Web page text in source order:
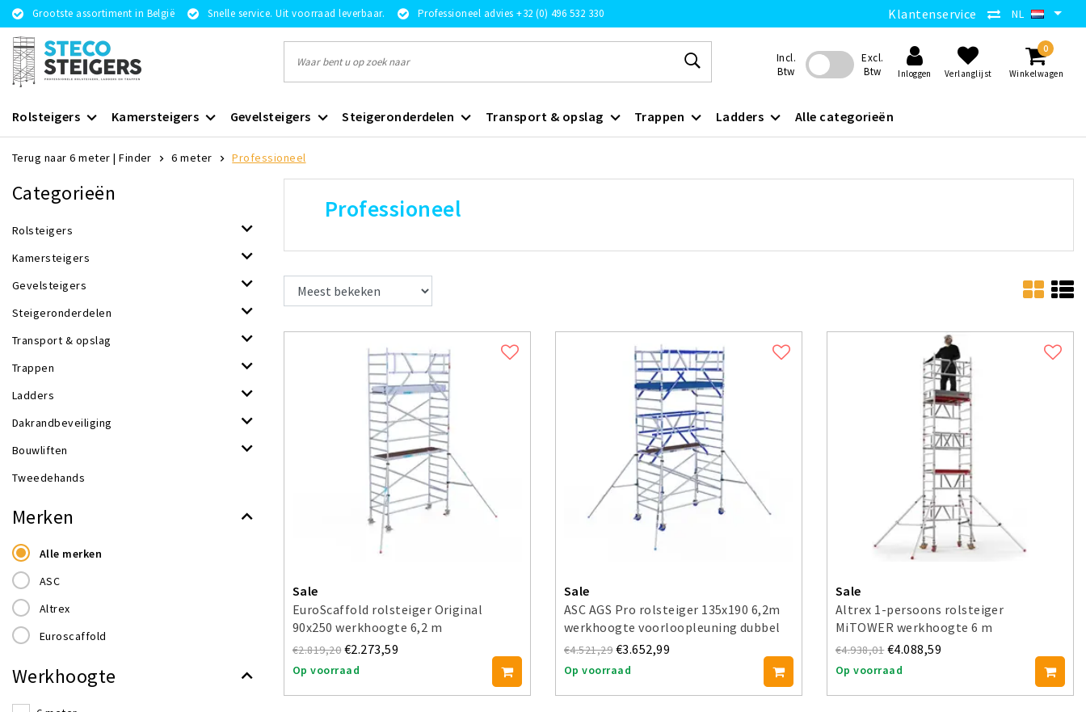
Grootste assortiment in België Snelle service. Uit voorraad leverbaar. Professioneel advies +32 (0) 496 532 330 Klantenservice NL
Incl.
Btw
Excl.
Btw
Inloggen Verlanglijst
0
Winkelwagen
Rolsteigers Kamersteigers Gevelsteigers Steigeronderdelen Transport & opslag Trappen Ladders Alle categorieën
Terug naar 6 meter |Finder 6 meter Professioneel
Categorieën
Rolsteigers
Kamersteigers
Gevelsteigers
Steigeronderdelen
Transport & opslag
Trappen
Ladders
Dakrandbeveiliging
Bouwliften
Tweedehands
Merken
Alle merken
ASC
Altrex
Euroscaffold
Werkhoogte
Professioneel
Sale
EuroScaffold rolsteiger Original
90x250 werkhoogte 6,2 m
€2.819,20 €2.273,59
Op voorraad
Sale
ASC AGS Pro rolsteiger 135x190 6,2m
werkhoogte voorloopleuning dubbel
€4.521,29 €3.652,99
Op voorraad
Sale
Altrex 1-persoons rolsteiger
MiTOWER werkhoogte 6 m
€4.938,01 €4.088,59
Op voorraad